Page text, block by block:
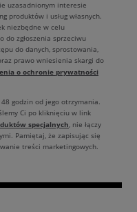
uzasadnionym interesie
produktów i usług własnych.
niezbędne w celu
do zgłoszenia sprzeciwu
do danych, sprostowania,
prawo wniesienia skargi do
o ochronie prywatności
godzin od jego otrzymania.
Ci po kliknięciu w link
specjalnych, nie łączy
Pamiętaj, że zapisując się
treści marketingowych.